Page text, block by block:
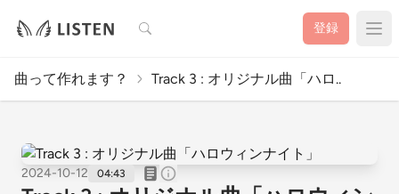
検索 登録
曲って作れます？ Track 3 : オリジナル曲「ハロ..
2024-10-12 04:43